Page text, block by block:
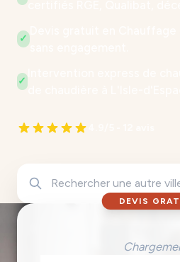
✓
✓
Intervention express de
de chaudière à L'Isle-
DEVIS